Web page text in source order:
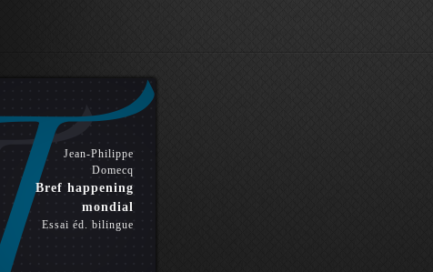
Jean-Philippe
Domecq
Bref happening
mondial
Essai éd. bilingue